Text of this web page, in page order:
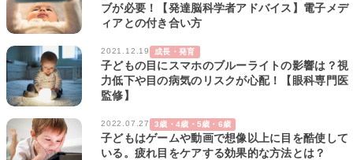
ブが必要！【発達脳科学者アドバイス】電子メデ
ィアとの付き合い方
2021.12.19 成長・発育
子どもの目にスマホのブルーライトの影響は？視
力低下や目の病気のリスクが心配！【眼科専門医
監修】
2022.07.27 3歳・4歳・5歳・6歳
子どもはゲームや動画で想像以上に目を酷使して
いる。疲れ目をケアする効果的な方法とは？